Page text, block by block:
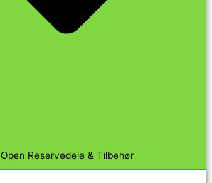
Open Reservedele & Tilbehør